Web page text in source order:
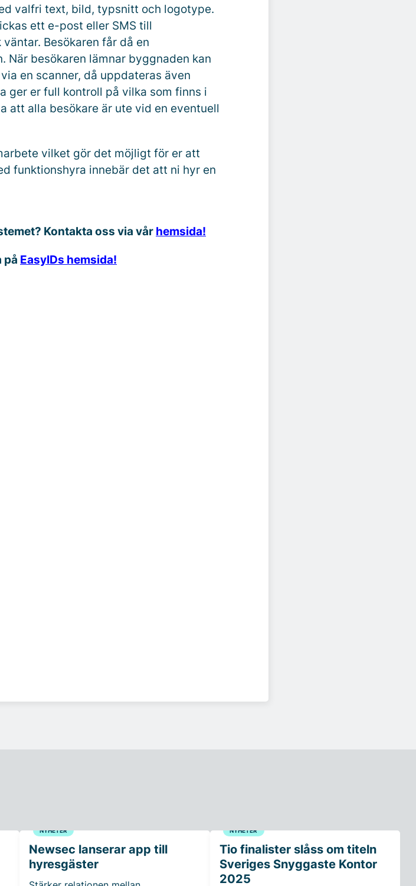
valfri text, bild, typsnitt och logotype.
ett e-post eller SMS till
Besökaren får då en
besökaren lämnar byggnaden kan
en scanner, då uppdateras även
ger er full kontroll på vilka som finns i
att alla besökare är ute vid en eventuell
vilket gör det möjligt för er att
funktionshyra innebär det att ni hyr en
Kontakta oss via vår hemsida!
på EasyIDs hemsida!
NYHETER
Newsec lanserar app till
hyresgäster
NYHETER
Tio finalister slåss om titeln
Sveriges Snyggaste Kontor
2025